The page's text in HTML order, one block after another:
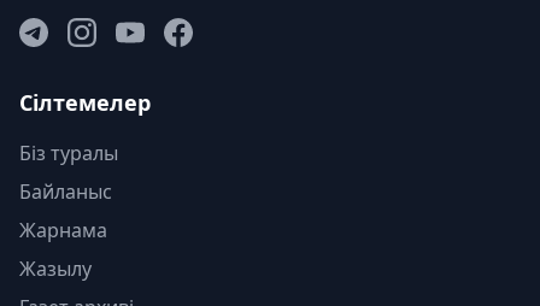
Сілтемелер
Біз туралы
Байланыс
Жарнама
Жазылу